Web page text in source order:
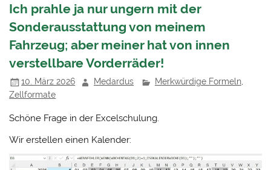
Ich prahle ja nur ungern mit der
Sonderausstattung von meinem
Fahrzeug; aber meiner hat von innen
verstellbare Vorderräder!
10. März 2026 Medardus Merkwürdige Formeln,
Zellformate
Schöne Frage in der Excelschulung.
Wir erstellen einen Kalender: